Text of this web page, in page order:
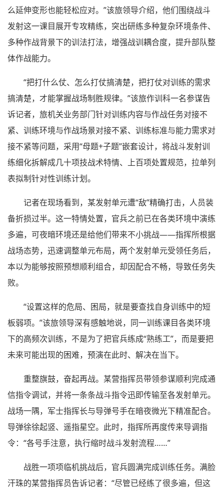
么延伸变形也能轻松应对。”该旅领导介绍，他们围绕战斗
发射这一课目展开专攻精练，突出研练多种复杂环境条件、
多种作战背景下的训法打法，增强战训耦合度，提升部队整
体作战能力。
“把打什么仗、怎么打仗搞清楚，把打仗对训练的需求
搞清楚，才能掌握战场制胜规律。”该旅作训科一名参谋告
诉记者，旅机关业务部门针对训练内容与作战任务对接不
紧、训练环境与作战场景对接不紧、训练标准与能力需求对
接不紧等问题，采用“母题+子题”嵌套设计，将战斗发射训
练细化拆解成几十项技战术特情、上百项处置规范，拉单列
表拟制针对性训练计划。
记者在现场看到，某发射单元遭“敌”精确打击，人员装
备折损过半。这一特情处置，官兵之前已在各类环境中演练
多遍，可夜暗环境还是给他们带来不小挑战——指挥所根据
战场态势，迅速调整单元布局，两个发射单元受领任务后，
本以为能够按照预想顺利组合，却因配合不畅，导致任务失
败。
“设置这样的危局、困局，就是要查找自身训练中的短
板弱项。”该旅领导深有感触地说，同一训练课目各类环境
下的高频次训练，不是为了把官兵练成“熟练工”，而是要把
未来可能出现的困难，预演在此时、解决在当下。
重整旗鼓，奋起再战。某营指挥员带领参谋顺利完成通
信指令调试，并将一条条战斗指令迅即传输至各发射单元。
战场一隅，军士指挥长与导弹号手在暗夜微光下精准配合。
导弹徐徐起竖、遥指星空。此时，指挥所再度传来导调指
令：“各号手注意，执行缩时战斗发射流程……”
战胜一项项临机挑战后，官兵圆满完成训练任务。满脸
汗珠的某营指挥员告诉记者：“尽管已经练了很多遍，但这